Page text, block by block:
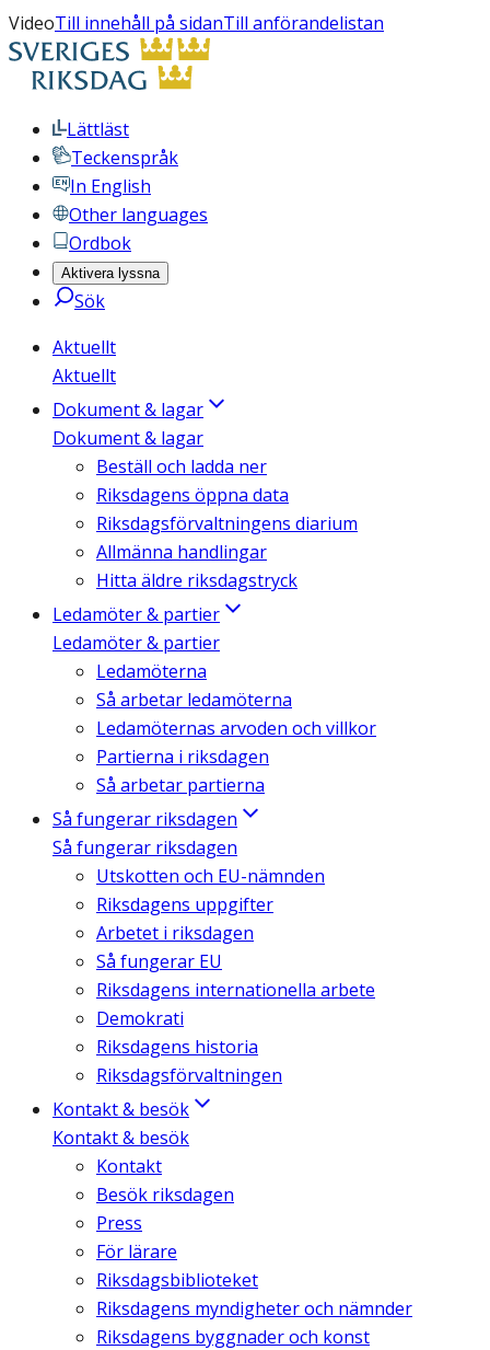
VideoTill innehåll på sidanTill anförandelistan
Lättläst
Teckenspråk
In English
Other languages
Ordbok
Aktivera lyssna
Sök
Aktuellt
Aktuellt
Dokument & lagar
Dokument & lagar
Beställ och ladda ner
Riksdagens öppna data
Riksdagsförvaltningens diarium
Allmänna handlingar
Hitta äldre riksdagstryck
Ledamöter & partier
Ledamöter & partier
Ledamöterna
Så arbetar ledamöterna
Ledamöternas arvoden och villkor
Partierna i riksdagen
Så arbetar partierna
Så fungerar riksdagen
Så fungerar riksdagen
Utskotten och EU-nämnden
Riksdagens uppgifter
Arbetet i riksdagen
Så fungerar EU
Riksdagens internationella arbete
Demokrati
Riksdagens historia
Riksdagsförvaltningen
Kontakt & besök
Kontakt & besök
Kontakt
Besök riksdagen
Press
För lärare
Riksdagsbiblioteket
Riksdagens myndigheter och nämnder
Riksdagens byggnader och konst